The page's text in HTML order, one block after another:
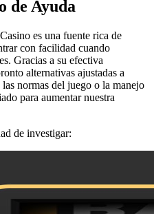
de Ayuda
es una fuente rica de
con facilidad cuando
Gracias a su efectiva
alternativas ajustadas a
las normas del juego o la manejo
para aumentar nuestra
de investigar: